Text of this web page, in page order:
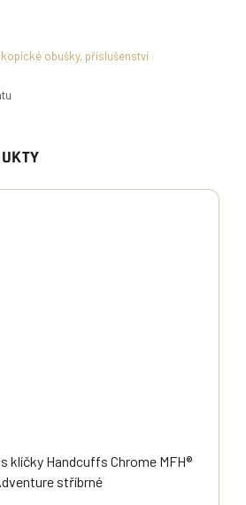
klíčky Handcuffs Chrome MFH®
stříbrné
obušky, příslušenství